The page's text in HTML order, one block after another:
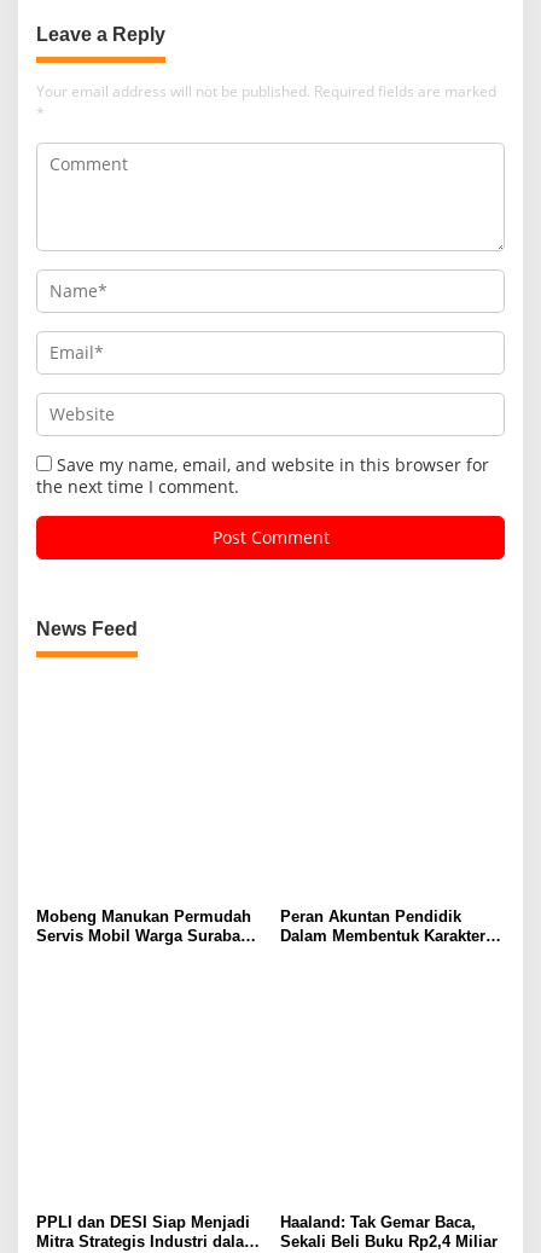
Leave a Reply
Your email address will not be published. Required fields are marked
*
Save my name, email, and website in this browser for
the next time I comment.
News Feed
Mobeng Manukan Permudah
Servis Mobil Warga Surabaya
Peran Akuntan Pendidik
Dalam Membentuk Karakter
PPLI dan DESI Siap Menjadi
Mitra Strategis Industri dalam
Haaland: Tak Gemar Baca,
Sekali Beli Buku Rp2,4 Miliar